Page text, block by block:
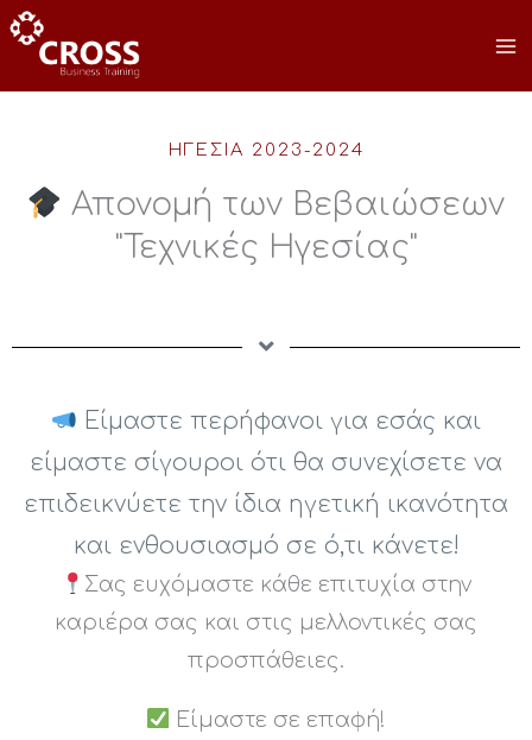
Μετάβαση
στο
περιεχόμενο
ΗΓΕΣΙΑ 2023-2024
Απονομή των Βεβαιώσεων
"Τεχνικές Ηγεσίας"
Είμαστε περήφανοι για εσάς και
είμαστε σίγουροι ότι θα συνεχίσετε να
επιδεικνύετε την ίδια ηγετική ικανότητα
και ενθουσιασμό σε ό,τι κάνετε!
Σας ευχόμαστε κάθε επιτυχία στην
καριέρα σας και στις μελλοντικές σας
προσπάθειες.
Είμαστε σε επαφή!